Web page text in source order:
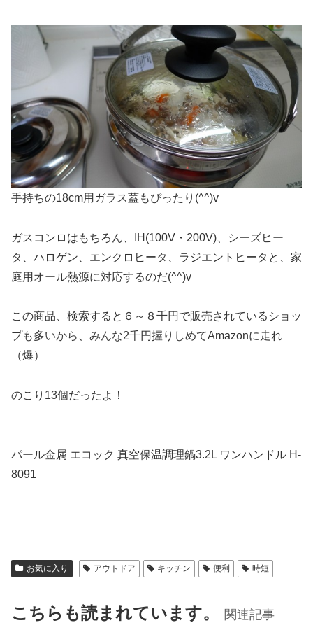
手持ちの18cm用ガラス蓋もぴったり(^^)v
ガスコンロはもちろん、IH(100V・200V)、シーズヒー
タ、ハロゲン、エンクロヒータ、ラジエントヒータと、家
庭用オール熱源に対応するのだ(^^)v
この商品、検索すると６～８千円で販売されているショッ
プも多いから、みんな2千円握りしめてAmazonに走れ
（爆）
のこり13個だったよ！
パール金属 エコック 真空保温調理鍋3.2L ワンハンドル H-
8091
お気に入り アウトドア キッチン 便利 時短
こちらも読まれています。 関連記事